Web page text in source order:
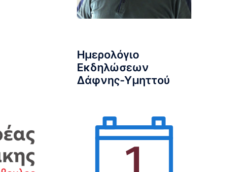
Ημερολόγιο
Εκδηλώσεων
Δάφνης-Υμηττού